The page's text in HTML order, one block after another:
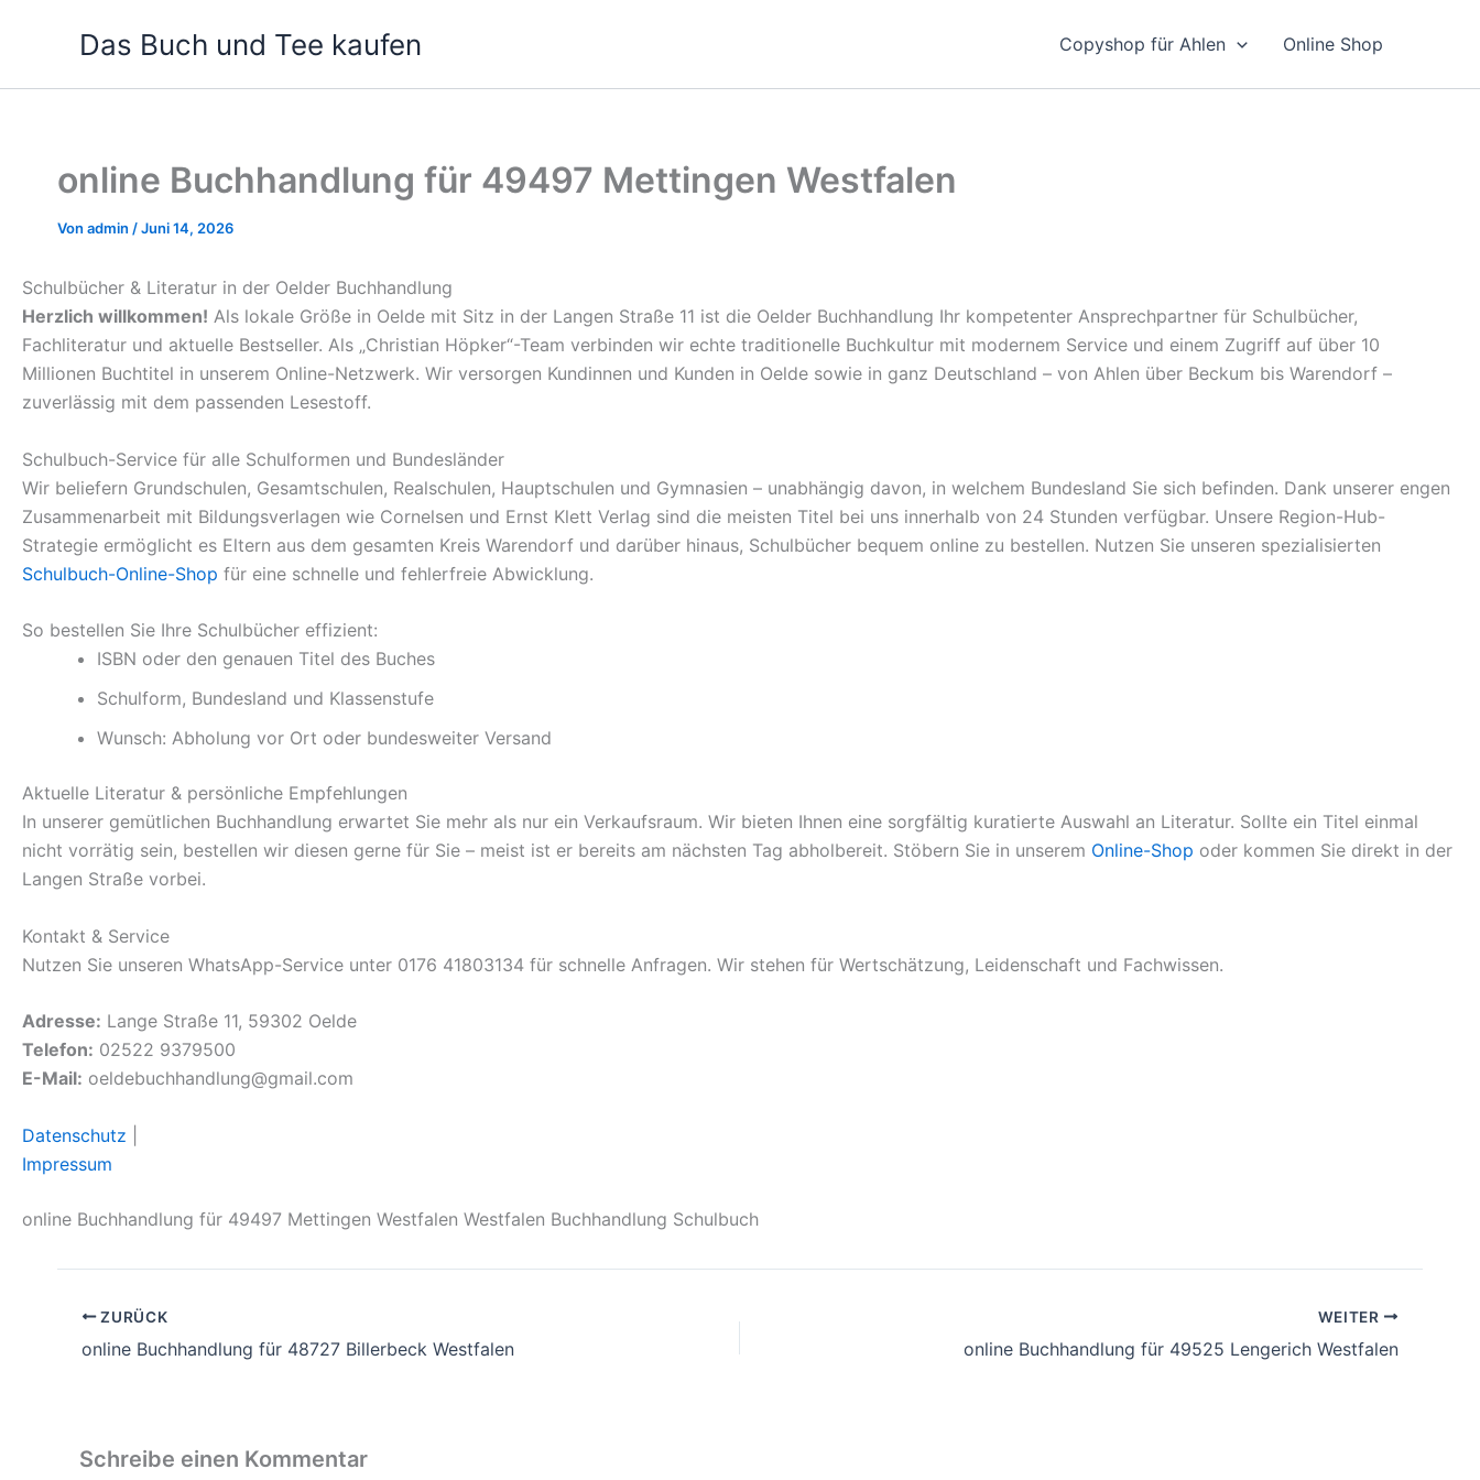
Das Buch und Tee kaufen Copyshop für Ahlen Online Shop
online Buchhandlung für 49497 Mettingen Westfalen
Von admin /Juni 14, 2026
Schulbücher & Literatur in der Oelder Buchhandlung
Herzlich willkommen! Als lokale Größe in Oelde mit Sitz in der Langen Straße 11 ist die Oelder Buchhandlung Ihr kompetenter Ansprechpartner für Schulbücher,
Fachliteratur und aktuelle Bestseller. Als „Christian Höpker“-Team verbinden wir echte traditionelle Buchkultur mit modernem Service und einem Zugriff auf über 10
Millionen Buchtitel in unserem Online-Netzwerk. Wir versorgen Kundinnen und Kunden in Oelde sowie in ganz Deutschland – von Ahlen über Beckum bis Warendorf –
zuverlässig mit dem passenden Lesestoff.
Schulbuch-Service für alle Schulformen und Bundesländer
Wir beliefern Grundschulen, Gesamtschulen, Realschulen, Hauptschulen und Gymnasien – unabhängig davon, in welchem Bundesland Sie sich befinden. Dank unserer engen
Zusammenarbeit mit Bildungsverlagen wie Cornelsen und Ernst Klett Verlag sind die meisten Titel bei uns innerhalb von 24 Stunden verfügbar. Unsere Region-Hub-
Strategie ermöglicht es Eltern aus dem gesamten Kreis Warendorf und darüber hinaus, Schulbücher bequem online zu bestellen. Nutzen Sie unseren spezialisierten
Schulbuch-Online-Shop für eine schnelle und fehlerfreie Abwicklung.
So bestellen Sie Ihre Schulbücher effizient:
ISBN oder den genauen Titel des Buches
Schulform, Bundesland und Klassenstufe
Wunsch: Abholung vor Ort oder bundesweiter Versand
Aktuelle Literatur & persönliche Empfehlungen
In unserer gemütlichen Buchhandlung erwartet Sie mehr als nur ein Verkaufsraum. Wir bieten Ihnen eine sorgfältig kuratierte Auswahl an Literatur. Sollte ein Titel einmal
nicht vorrätig sein, bestellen wir diesen gerne für Sie – meist ist er bereits am nächsten Tag abholbereit. Stöbern Sie in unserem Online-Shop oder kommen Sie direkt in der
Langen Straße vorbei.
Kontakt & Service
Nutzen Sie unseren WhatsApp-Service unter 0176 41803134 für schnelle Anfragen. Wir stehen für Wertschätzung, Leidenschaft und Fachwissen.
Adresse: Lange Straße 11, 59302 Oelde
Telefon: 02522 9379500
E-Mail: oeldebuchhandlung@gmail.com
Datenschutz
Impressum
online Buchhandlung für 49497 Mettingen Westfalen Westfalen Buchhandlung Schulbuch
ZURÜCK
online Buchhandlung für 48727 Billerbeck Westfalen
WEITER
online Buchhandlung für 49525 Lengerich Westfalen
Schreibe einen Kommentar